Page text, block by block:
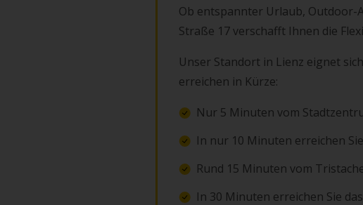
Ob entspannter Urlaub, Outdoor-
Straße 17 verschafft Ihnen die
Unser Standort in Lienz eignet
erreichen in Kürze:
Nur 5 Minuten vom
In nur 10 Minuten erreichen
Rund 15 Minuten vom
In 30 Minuten erreichen Sie